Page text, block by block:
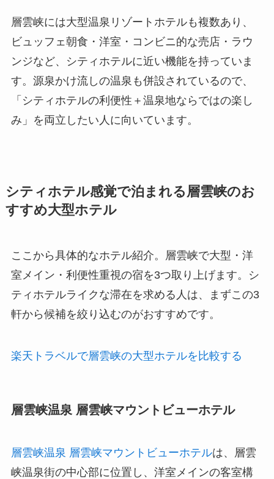
層雲峡には大型温泉リゾートホテルも複数あり、
ビュッフェ朝食・洋室・コンビニ的な売店・ラウ
ンジなど、シティホテルに近い機能を持っていま
す。源泉かけ流しの温泉も併設されているので、
「シティホテルの利便性＋温泉地ならではの楽し
み」を両立したい人に向いています。
シティホテル感覚で泊まれる層雲峡のお
すすめ大型ホテル
ここから具体的なホテル紹介。層雲峡で大型・洋
室メイン・利便性重視の宿を3つ取り上げます。シ
ティホテルライクな滞在を求める人は、まずこの3
軒から候補を絞り込むのがおすすめです。
楽天トラベルで層雲峡の大型ホテルを比較する
層雲峡温泉 層雲峡マウントビューホテル
層雲峡温泉 層雲峡マウントビューホテルは、層雲
峡温泉街の中心部に位置し、洋室メインの客室構